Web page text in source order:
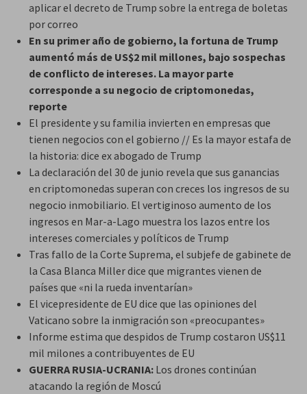
aplicar el decreto de Trump sobre la entrega de boletas
por correo
En su primer año de gobierno, la fortuna de Trump
aumentó más de US$2 mil millones, bajo sospechas
de conflicto de intereses. La mayor parte
corresponde a su negocio de criptomonedas,
reporte
El presidente y su familia invierten en empresas que
tienen negocios con el gobierno // Es la mayor estafa de
la historia: dice ex abogado de Trump
La declaración del 30 de junio revela que sus ganancias
en criptomonedas superan con creces los ingresos de su
negocio inmobiliario. El vertiginoso aumento de los
ingresos en Mar-a-Lago muestra los lazos entre los
intereses comerciales y políticos de Trump
Tras fallo de la Corte Suprema, el subjefe de gabinete de
la Casa Blanca Miller dice que migrantes vienen de
países que «ni la rueda inventarían»
El vicepresidente de EU dice que las opiniones del
Vaticano sobre la inmigración son «preocupantes»
Informe estima que despidos de Trump costaron US$11
mil milones a contribuyentes de EU
GUERRA RUSIA-UCRANIA:Los drones continúan
atacando la región de Moscú